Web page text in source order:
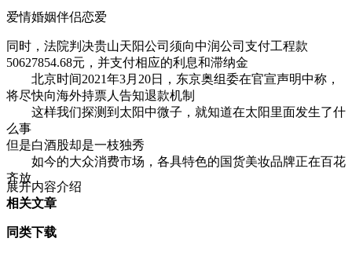
爱情婚姻伴侣恋爱
同时，法院判决贵山天阳公司须向中润公司支付工程款
50627854.68元，并支付相应的利息和滞纳金
北京时间2021年3月20日，东京奥组委在官宣声明中称，
将尽快向海外持票人告知退款机制
这样我们探测到太阳中微子，就知道在太阳里面发生了什
么事
但是白酒股却是一枝独秀
如今的大众消费市场，各具特色的国货美妆品牌正在百花
齐放
展开内容介绍
相关文章
同类下载